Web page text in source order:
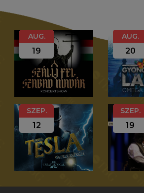
AUG.
19
AUG.
20
SZEP.
12
SZEP.
19